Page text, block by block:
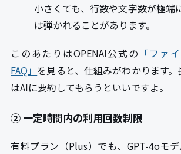
小さくても、行数や文字数が極端
は弾かれることがあります。
このあたりはOPENAI公式の 「ファ
FAQ」 を見ると、仕組みがわかります
はAIに要約してもらうといいですよ。
② 一定時間内の利用回数制限
有料プラン（Plus）でも、GPT-4oモ